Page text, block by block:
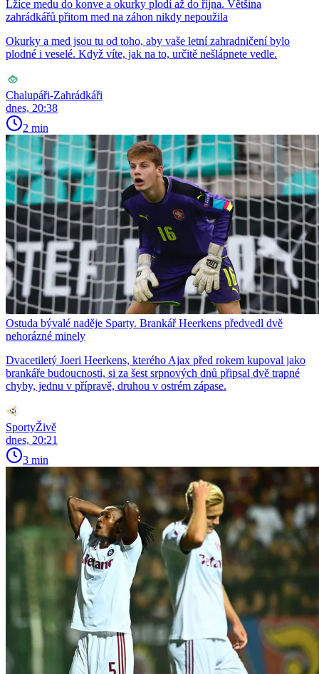
Lžíce medu do konve a okurky plodí až do října. Většina
zahrádkářů přitom med na záhon nikdy nepoužila
Okurky a med jsou tu od toho, aby vaše letní zahradničení bylo
plodné i veselé. Když víte, jak na to, určitě nešlápnete vedle.
Chalupáři-Zahrádkáři
dnes, 20:38
2 min
Ostuda bývalé naděje Sparty. Brankář Heerkens předvedl dvě
nehorázné minely
Dvacetiletý Joeri Heerkens, kterého Ajax před rokem kupoval jako
brankáře budoucnosti, si za šest srpnových dnů připsal dvě trapné
chyby, jednu v přípravě, druhou v ostrém zápase.
SportyŽivě
dnes, 20:21
3 min